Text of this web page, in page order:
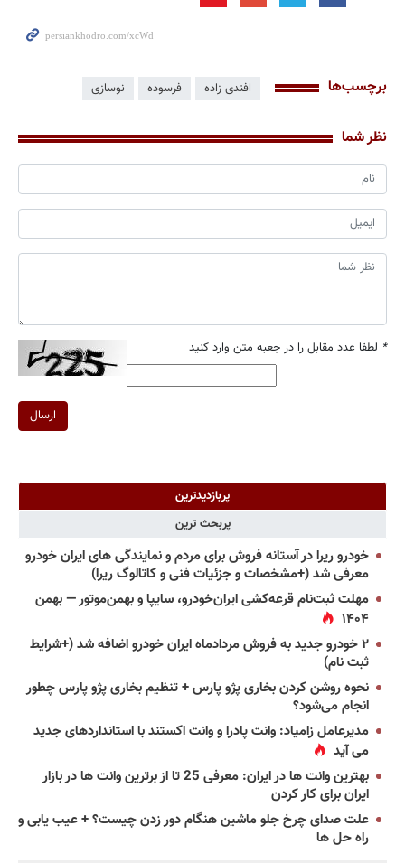
برچسب‌ها افندی زاده فرسوده نوسازی
نظر شما
* لطفا عدد مقابل را در جعبه متن وارد کنید
ارسال
پربازدیدترین
پربحث ترین
خودرو ریرا در آستانه فروش برای مردم و نمایندگی های ایران خودرو
معرفی شد (+مشخصات و جزئیات فنی و کاتالوگ ریرا)
مهلت ثبت‌نام قرعه‌کشی ایران‌خودرو، سایپا و بهمن‌موتور — بهمن
۱۴۰۴
۲ خودرو جدید به فروش مردادماه ایران خودرو اضافه شد (+شرایط
ثبت نام)
نحوه روشن کردن بخاری پژو پارس + تنظیم بخاری پژو پارس چطور
انجام می‌شود؟
مدیرعامل زامیاد: وانت پادرا و وانت اکستند با استانداردهای جدید
می آید
بهترین وانت ها در ایران: معرفی 25 تا از برترین وانت ها در بازار
ایران برای کار کردن
علت صدای چرخ جلو ماشین هنگام دور زدن چیست؟ + عیب یابی و
راه حل ها